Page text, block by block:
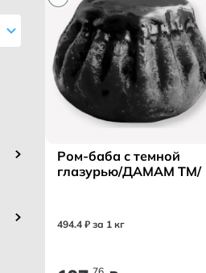
Ром-баба с темной
глазурью/ДАМАМ ТМ/
494.4 ₽ за 1 кг